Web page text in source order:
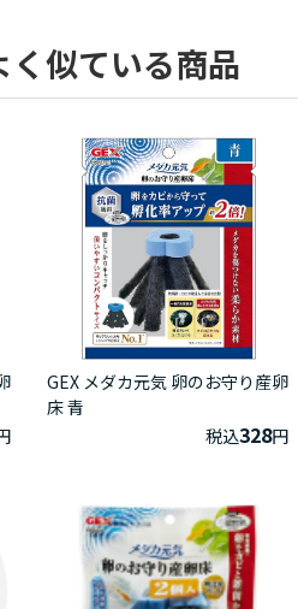
く似ている商品
GEX メダカ元気 卵のお守り産卵
床 青
税込328円